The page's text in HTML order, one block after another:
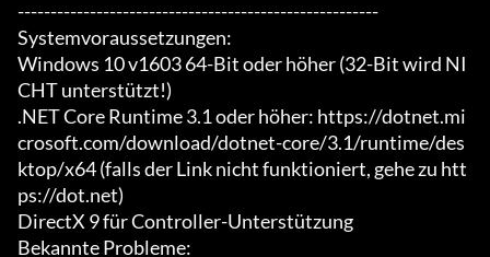
-------------------------------------------------------
Systemvoraussetzungen:
Windows 10 v1603 64-Bit oder höher (32-Bit wird NI
CHT unterstützt!)
.NET Core Runtime 3.1 oder höher: https://dotnet.mi
crosoft.com/download/dotnet-core/3.1/runtime/des
ktop/x64 (falls der Link nicht funktioniert, gehe zu htt
ps://dot.net)
DirectX 9 für Controller-Unterstützung
Bekannte Probleme: